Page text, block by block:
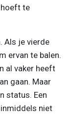
te
Als je vierde
ervan te balen.
al vaker heeft
gaan. Maar
status. Een
niet